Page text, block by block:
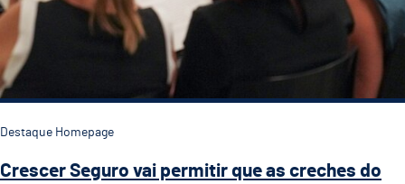
Destaque Homepage
Crescer Seguro vai permitir que as creches do